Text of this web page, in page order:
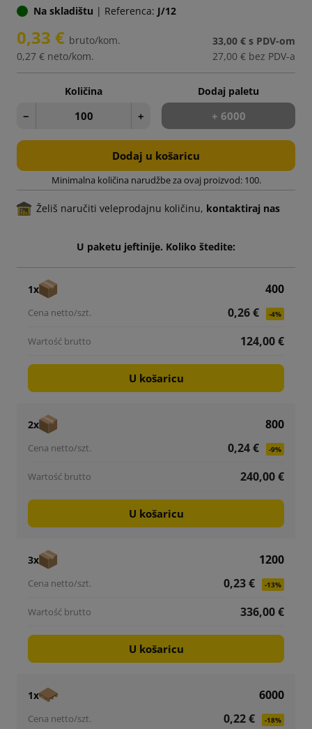
Na skladištu | Referenca: J/12
0,33 € bruto/kom.
0,27 € neto/kom.
33,00 € s PDV-om
27,00 € bez PDV-a
Količina
− +
Dodaj paletu
+ 6000
Dodaj u košaricu
Minimalna količina narudžbe za ovaj proizvod: 100.
Želiš naručiti veleprodajnu količinu, kontaktiraj nas
U paketu jeftinije. Koliko štedite:
1x
400
0,26 €
-4%
124,00 €
U košaricu
2x
800
0,24 €
-9%
240,00 €
U košaricu
3x
1200
0,23 €
-13%
336,00 €
U košaricu
1x
6000
0,22 €
-18%